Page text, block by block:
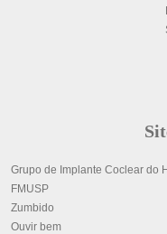
Grupo de Implante Coclear do
FMUSP
Zumbido
Ouvir bem